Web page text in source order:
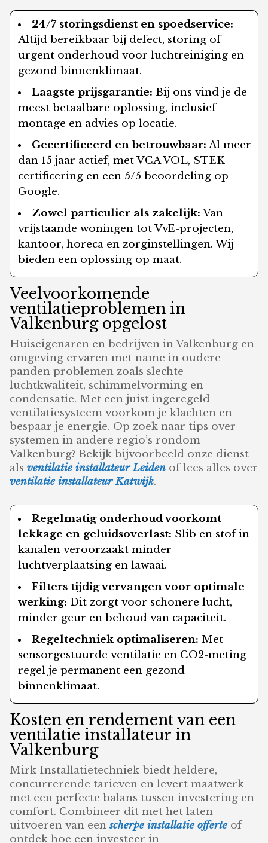
24/7 storingsdienst en spoedservice:
Altijd bereikbaar bij defect, storing of
urgent onderhoud voor luchtreiniging en
gezond binnenklimaat.
Laagste prijsgarantie: Bij ons vind je de
meest betaalbare oplossing, inclusief
montage en advies op locatie.
Gecertificeerd en betrouwbaar: Al meer
dan 15 jaar actief, met VCA VOL, STEK-
certificering en een 5/5 beoordeling op
Google.
Zowel particulier als zakelijk: Van
vrijstaande woningen tot VvE-projecten,
kantoor, horeca en zorginstellingen. Wij
bieden een oplossing op maat.
Veelvoorkomende
ventilatieproblemen in
Valkenburg opgelost
Huiseigenaren en bedrijven in Valkenburg en
omgeving ervaren met name in oudere
panden problemen zoals slechte
luchtkwaliteit, schimmelvorming en
condensatie. Met een juist ingeregeld
ventilatiesysteem voorkom je klachten en
bespaar je energie. Op zoek naar tips over
systemen in andere regio’s rondom
Valkenburg? Bekijk bijvoorbeeld onze dienst
alsventilatie installateur Leiden of lees alles over
ventilatie installateur Katwijk.
Regelmatig onderhoud voorkomt
lekkage en geluidsoverlast: Slib en stof in
kanalen veroorzaakt minder
luchtverplaatsing en lawaai.
Filters tijdig vervangen voor optimale
werking: Dit zorgt voor schonere lucht,
minder geur en behoud van capaciteit.
Regeltechniek optimaliseren: Met
sensorgestuurde ventilatie en CO2-meting
regel je permanent een gezond
binnenklimaat.
Kosten en rendement van een
ventilatie installateur in
Valkenburg
Mirk Installatietechniek biedt heldere,
concurrerende tarieven en levert maatwerk
met een perfecte balans tussen investering en
comfort. Combineer dit met het laten
uitvoeren van eenscherpe installatie offerteof
ontdek hoe een investeer in